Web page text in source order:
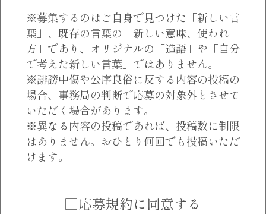
※募集するのはご自身で見つけた「新しい言
葉」、既存の言葉の「新しい意味、使われ
方」であり、オリジナルの「造語」や「自分
で考えた新しい言葉」ではありません。
※誹謗中傷や公序良俗に反する内容の投稿の
場合、事務局の判断で応募の対象外とさせて
いただく場合があります。
※異なる内容の投稿であれば、投稿数に制限
はありません。おひとり何回でも投稿いただ
けます。
□応募規約に同意する